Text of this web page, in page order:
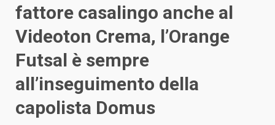
fattore casalingo anche al
Videoton Crema, l’Orange
Futsal è sempre
all’inseguimento della
capolista Domus